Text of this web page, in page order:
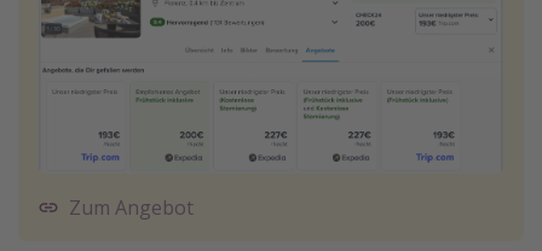
Zum Angebot